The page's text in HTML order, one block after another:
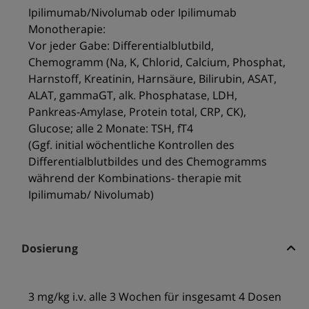
Ipilimumab/Nivolumab oder Ipilimumab
Monotherapie:
Vor jeder Gabe: Differentialblutbild,
Chemogramm (Na, K, Chlorid, Calcium, Phosphat,
Harnstoff, Kreatinin, Harnsäure, Bilirubin, ASAT,
ALAT, gammaGT, alk. Phosphatase, LDH,
Pankreas-Amylase, Protein total, CRP, CK),
Glucose; alle 2 Monate: TSH, fT4
(Ggf. initial wöchentliche Kontrollen des
Differentialblutbildes und des Chemogramms
während der Kombinations- therapie mit
Ipilimumab/ Nivolumab)
Dosierung
3 mg/kg i.v. alle 3 Wochen für insgesamt 4 Dosen